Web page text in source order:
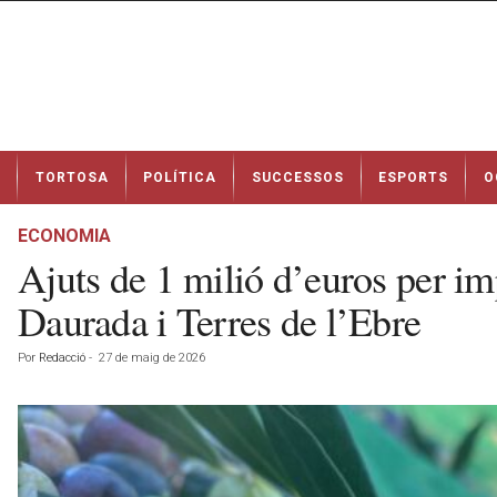
t
TORTOSA POLÍTICA SUCCESSOS ESPORTS
ECONOMIA
Ajuts de 1 milió d’euros per
Daurada i Terres de l’Ebre
Por Redacció - 27 de maig de 2026